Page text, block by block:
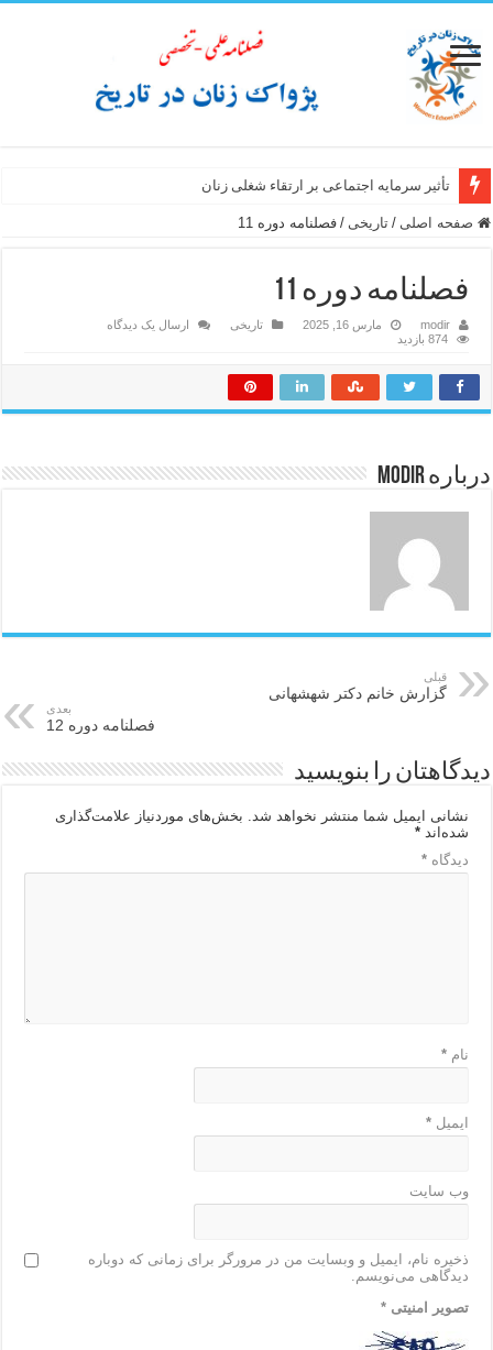
تأثیر سرمایه اجتماعی بر ارتقاء شغلی زنان
صفحه اصلی / تاریخی / فصلنامه دوره 11
فصلنامه دوره 11
modir مارس 16, 2025 تاریخی
ارسال یک دیدگاه
874 بازدید
درباره modir
قبلی
گزارش خانم دکتر شهشهانی
بعدی
فصلنامه دوره 12
دیدگاهتان را بنویسید
نشانی ایمیل شما منتشر نخواهد شد.
بخش‌های موردنیاز علامت‌گذاری
شده‌اند*
دیدگاه*
نام*
ایمیل*
وب‌ سایت
ذخیره نام، ایمیل و وبسایت من در مرورگر برای زمانی که دوباره
دیدگاهی می‌نویسم.
تصویر امنیتی*